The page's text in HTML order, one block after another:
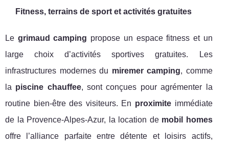
Fitness, terrains de sport et activités gratuites
Le grimaud camping propose un espace fitness et un
large choix d’activités sportives gratuites. Les
infrastructures modernes du miremer camping, comme
la piscine chauffee, sont conçues pour agrémenter la
routine bien-être des visiteurs. En proximite immédiate
de la Provence-Alpes-Azur, la location de mobil homes
offre l’alliance parfaite entre détente et loisirs actifs,